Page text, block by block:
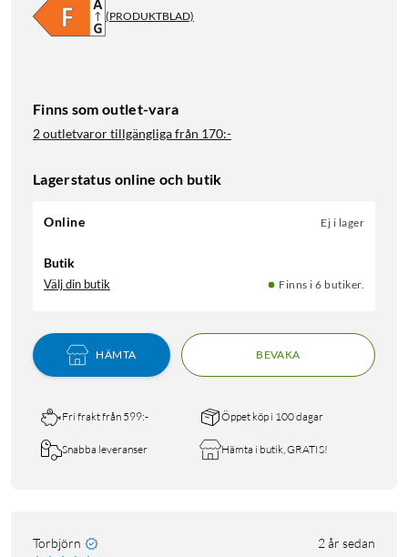
(PRODUKTBLAD)
Finns som outlet-vara
2 outletvaror tillgängliga från 170:-
Lagerstatus online och butik
Online Ej i lager
Butik
Välj din butik Finns i 6 butiker.
HÄMTA BEVAKA
Fri frakt från 599:- Öppet köp i 100 dagar
Snabba leveranser Hämta i butik, GRATIS!
Torbjörn 2 år sedan